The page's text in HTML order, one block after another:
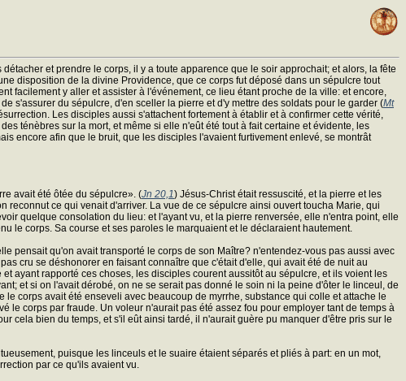
et prendre le corps, il y a toute apparence que le soir approchait; et alors, la fête
disposition de la divine Providence, que ce corps fut déposé dans un sépulcre tout
facilement y aller et assister à l'événement, ce lieu étant proche de la ville: et encore,
s'assurer du sépulcre, d'en sceller la pierre et d'y mettre des soldats pour le garder (Mt
Les disciples aussi s'attachent fortement à établir et à confirmer cette vérité,
ténèbres sur la mort, et même si elle n'eût été tout à fait certaine et évidente, les
encore afin que le bruit, que les disciples l'avaient furtivement enlevé, se montrât
avait été ôtée du sépulcre». (Jn 20,1) Jésus-Christ était ressuscité, et la pierre et les
ce qui venait d'arriver. La vue de ce sépulcre ainsi ouvert toucha Marie, qui
quelque consolation du lieu: et l'ayant vu, et la pierre renversée, elle n'entra point, elle
le corps. Sa course et ses paroles le marquaient et le déclaraient hautement.
pensait qu'on avait transporté le corps de son Maître? n'entendez-vous pas aussi avec
cru se déshonorer en faisant connaître que c'était d'elle, qui avait été de nuit au
ayant rapporté ces choses, les disciples courent aussitôt au sépulcre, et ils voient les
et si on l'avait dérobé, on ne se serait pas donné le soin ni la peine d'ôter le linceul, de
corps avait été enseveli avec beaucoup de myrrhe, substance qui colle et attache le
le corps par fraude. Un voleur n'aurait pas été assez fou pour employer tant de temps à
cela bien du temps, et s'il eût ainsi tardé, il n'aurait guère pu manquer d'être pris sur le
puisque les linceuls et le suaire étaient séparés et pliés à part: en un mot,
par ce qu'ils avaient vu.